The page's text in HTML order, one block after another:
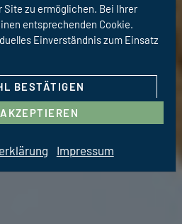
zu ermöglichen. Bei Ihrer
entsprechenden Cookie.
Einverständnis zum Einsatz
BESTÄTIGEN
Impressum